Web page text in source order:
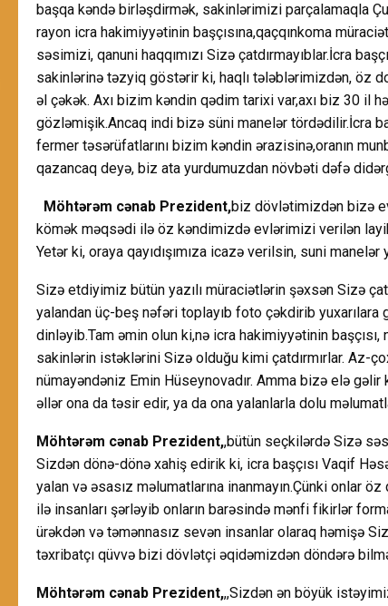
başqa kəndə birləşdirmək, sakinlərimizi parçalamaqla
rayon icra hakimiyyətinin başçısına,qaçqınkoma
səsimizi, qanuni haqqımızı Sizə çatdırmayıblar.İcra
sakinlərinə təzyiq göstərir ki, haqlı tələblərimizdən, öz
əl çəkək. Axı bizim kəndin qədim tarixi var,axı biz 30 il
gözləmişik.Ancaq indi bizə süni manelər tördədilir.İcra
fermer təsərüfatlarını bizim kəndin ərazisinə,oranın
qazancaq deyə, biz ata yurdumuzdan növbəti dəfə
Möhtərəm cənab Prezident,biz dövlətimizdən bizə
kömək məqsədi ilə öz kəndimizdə evlərimizi verilən
Yetər ki, oraya qayıdışımıza icazə verilsin, suni manelər
Sizə etdiyimiz bütün yazılı müraciətlərin şəxsən Sizə
yalandan üç-beş nəfəri toplayıb foto çəkdirib yuxarılara
dinləyib.Tam əmin olun ki,nə icra hakimiyyətinin başçısı,
sakinlərin istəklərini Sizə olduğu kimi çatdırmırlar. Az-
nümayəndəniz Emin Hüseynovadır. Amma bizə elə
əllər ona da təsir edir, ya da ona yalanlarla dolu
Möhtərəm cənab Prezident,,bütün seçkilərdə Sizə
Sizdən dönə-dönə xahiş edirik ki, icra başçısı Vaqif
yalan və əsasız məlumatlarına inanmayın.Çünki onlar
ilə insanları şərləyib onların barəsində mənfi fikirlər
ürəkdən və təmənnasız sevən insanlar olaraq həmişə
təxribatçı qüvvə bizi dövlətçi əqidəmizdən döndərə
Möhtərəm cənab Prezident,,,Sizdən ən böyük